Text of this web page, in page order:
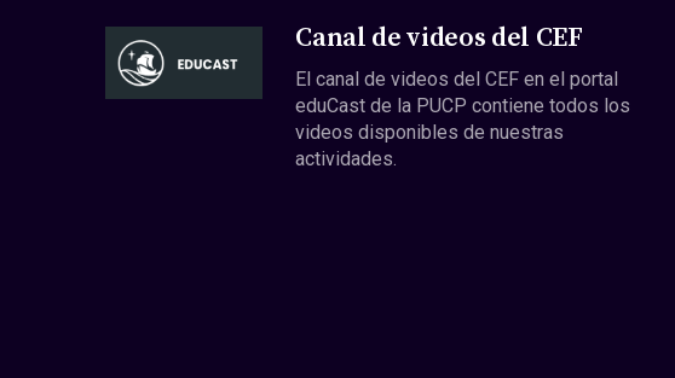
Canal de videos del CEF
El canal de videos del CEF en el portal
eduCast de la PUCP contiene todos los
videos disponibles de nuestras
actividades.